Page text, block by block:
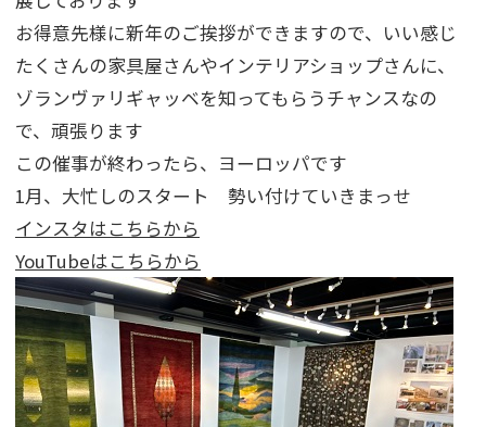
お得意先様に新年のご挨拶ができますので、いい感じ
たくさんの家具屋さんやインテリアショップさんに、
ゾランヴァリギャッベを知ってもらうチャンスなの
で、頑張ります
この催事が終わったら、ヨーロッパです
1月、大忙しのスタート 勢い付けていきまっせ
インスタはこちらから
YouTubeはこちらから